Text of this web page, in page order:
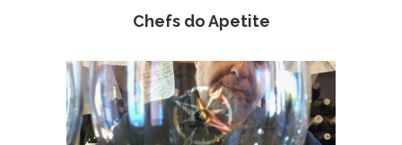
Chefs do Apetite